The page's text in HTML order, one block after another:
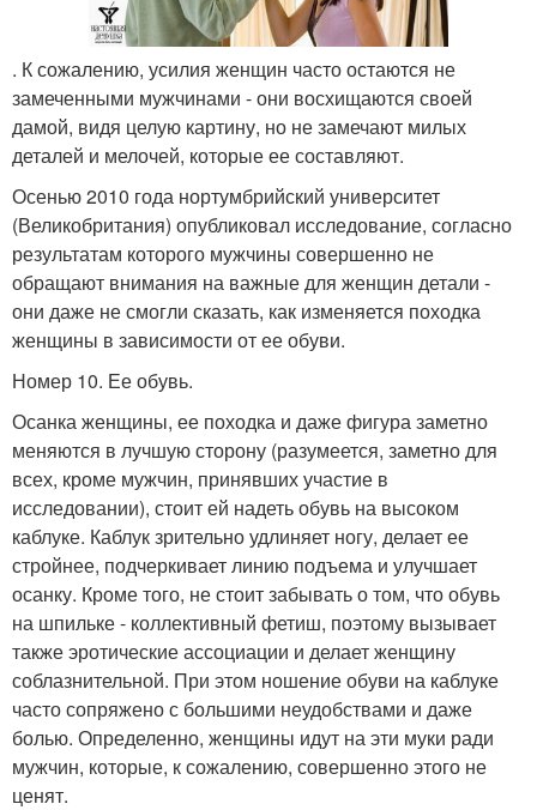
. К сожалению, усилия женщин часто остаются не
замеченными мужчинами - они восхищаются своей
дамой, видя целую картину, но не замечают милых
деталей и мелочей, которые ее составляют.
Осенью 2010 года нортумбрийский университет
(Великобритания) опубликовал исследование, согласно
результатам которого мужчины совершенно не
обращают внимания на важные для женщин детали -
они даже не смогли сказать, как изменяется походка
женщины в зависимости от ее обуви.
Номер 10. Ее обувь.
Осанка женщины, ее походка и даже фигура заметно
меняются в лучшую сторону (разумеется, заметно для
всех, кроме мужчин, принявших участие в
исследовании), стоит ей надеть обувь на высоком
каблуке. Каблук зрительно удлиняет ногу, делает ее
стройнее, подчеркивает линию подъема и улучшает
осанку. Кроме того, не стоит забывать о том, что обувь
на шпильке - коллективный фетиш, поэтому вызывает
также эротические ассоциации и делает женщину
соблазнительной. При этом ношение обуви на каблуке
часто сопряжено с большими неудобствами и даже
болью. Определенно, женщины идут на эти муки ради
мужчин, которые, к сожалению, совершенно этого не
ценят.